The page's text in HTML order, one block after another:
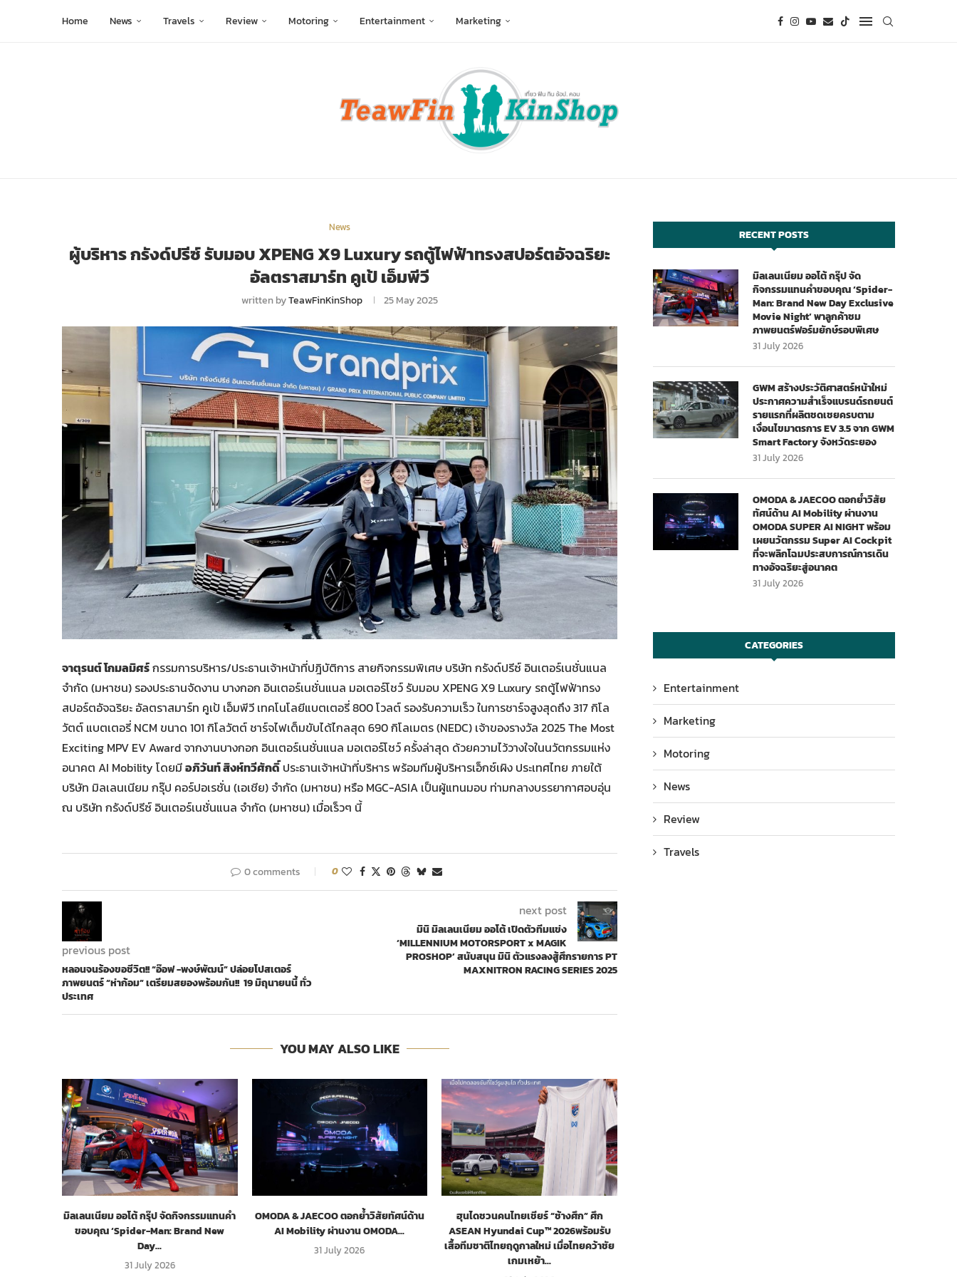
Home News Travels Review Motoring Entertainment Marketing
News
ผู้บริหาร กรังด์ปรีซ์ รับมอบ XPENG X9 Luxury รถตู้ไฟฟ้าทรงสปอร์ตอัจฉริยะ
อัลตราสมาร์ท คูเป้ เอ็มพีวี
written byTeawFinKinShop 25 May 2025
จาตุรนต์ โกมลมิศร์กรรมการบริหาร/ประธานเจ้าหน้าที่ปฎิบัติการ สายกิจกรรมพิเศษ บริษัท กรังด์ปรีซ์ อินเตอร์เนชั่นแนล
จำกัด (มหาชน) รองประธานจัดงาน บางกอก อินเตอร์เนชั่นแนล มอเตอร์โชว์ รับมอบ XPENG X9 Luxury รถตู้ไฟฟ้าทรง
สปอร์ตอัจฉริยะ อัลตราสมาร์ท คูเป้ เอ็มพีวี เทคโนโลยีแบตเตอรี่ 800 โวลต์ รองรับความเร็ว ในการชาร์จสูงสุดถึง 317 กิโล
วัตต์ แบตเตอรี่ NCM ขนาด 101 กิโลวัตต์ ชาร์จไฟเต็มขับได้ไกลสุด 690 กิโลเมตร (NEDC) เจ้าของรางวัล 2025 The Most
Exciting MPV EV Award จากงานบางกอก อินเตอร์เนชั่นแนล มอเตอร์โชว์ ครั้งล่าสุด ด้วยความไว้วางใจในนวัตกรรมแห่ง
อนาคต AI Mobility โดยมีอภิวันท์ สิงห์ทวีศักดิ์ประธานเจ้าหน้าที่บริหาร พร้อมทีมผู้บริหารเอ็กซ์เผิง ประเทศไทย ภายใต้
บริษัท มิลเลนเนียม กรุ๊ป คอร์ปอเรชั่น (เอเชีย) จำกัด (มหาชน) หรือ MGC-ASIA เป็นผู้แทนมอบ ท่ามกลางบรรยากาศอบอุ่น
ณ บริษัท กรังด์ปรีซ์ อินเตอร์เนชั่นแนล จำกัด (มหาชน) เมื่อเร็วๆ นี้
0 comments 0
previous post
หลอนจนร้องขอชีวิต!! “อ๊อฟ -พงษ์พัฒน์” ปล่อยโปสเตอร์
ภาพยนตร์ “ห่าก้อม” เตรียมสยองพร้อมกัน!! 19 มิถุนายนนี้ ทั่ว
ประเทศ
next post
มินิ มิลเลนเนียม ออโต้ เปิดตัวทีมแข่ง
‘MILLENNIUM MOTORSPORT x MAGIK
PROSHOP’ สนับสนุน มินิ ตัวแรงลงสู้ศึกรายการ PT
MAXNITRON RACING SERIES 2025
YOU MAY ALSO LIKE
มิลเลนเนียม ออโต้ กรุ๊ป จัดกิจกรรมแทนคำ
ขอบคุณ ‘Spider-Man: Brand New
Day...
31 July 2026
OMODA & JAECOO ตอกย้ำวิสัยทัศน์ด้าน
AI Mobility ผ่านงาน OMODA...
31 July 2026
ฮุนไดชวนคนไทยเชียร์ “ช้างศึก” ศึก
ASEAN Hyundai Cup™ 2026พร้อมรับ
เสื้อทีมชาติไทยฤดูกาลใหม่ เมื่อไทยคว้าชัย
เกมเหย้า...
RECENT POSTS
มิลเลนเนียม ออโต้ กรุ๊ป จัด
กิจกรรมแทนคำขอบคุณ ‘Spider-
Man: Brand New Day Exclusive
Movie Night’ พาลูกค้าชม
ภาพยนตร์ฟอร์มยักษ์รอบพิเศษ
31 July 2026
GWM สร้างประวัติศาสตร์หน้าใหม่
ประกาศความสำเร็จแบรนด์รถยนต์
รายแรกที่ผลิตชดเชยครบตาม
เงื่อนไขมาตรการ EV 3.5 จาก GWM
Smart Factory จังหวัดระยอง
31 July 2026
OMODA & JAECOO ตอกย้ำวิสัย
ทัศน์ด้าน AI Mobility ผ่านงาน
OMODA SUPER AI NIGHT พร้อม
เผยนวัตกรรม Super AI Cockpit
ที่จะพลิกโฉมประสบการณ์การเดิน
ทางอัจฉริยะสู่อนาคต
31 July 2026
CATEGORIES
Entertainment
Marketing
Motoring
News
Review
Travels